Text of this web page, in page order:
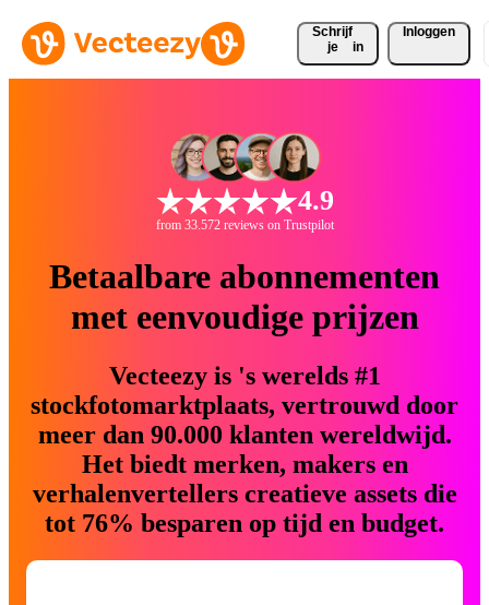
Schrijf
je
in
Inloggen
4.9
from 33.572 reviews on Trustpilot
Betaalbare abonnementen
met eenvoudige prijzen
Vecteezy is 's werelds #1
stockfotomarktplaats, vertrouwd door
meer dan 90.000 klanten wereldwijd.
Het biedt merken, makers en
verhalenvertellers creatieve assets die
tot 76% besparen op tijd en budget.